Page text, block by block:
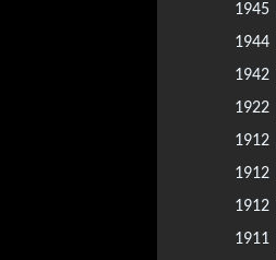
1945 |
1944 |
1942 |
1922 |
1912 |
1912 |
1912 |
1911 |